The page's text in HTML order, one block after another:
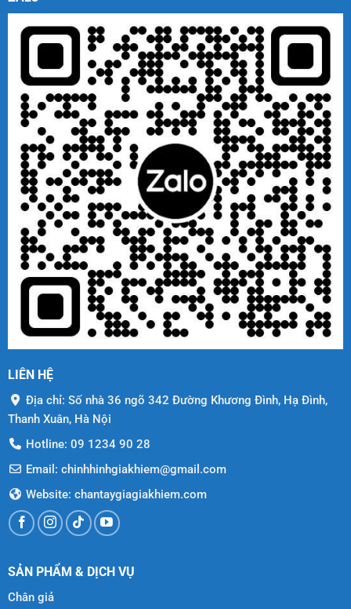
LIÊN HỆ
Địa chỉ: Số nhà 36 ngõ 342 Đường Khương Đình, Hạ Đình,
Thanh Xuân, Hà Nội
Hotline: 09 1234 90 28
Email: chinhhinhgiakhiem@gmail.com
Website: chantaygiagiakhiem.com
SẢN PHẨM & DỊCH VỤ
Chân giả